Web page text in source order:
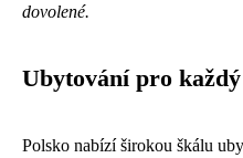
dovolené.
Ubytování pro
Polsko nabízí širokou škálu